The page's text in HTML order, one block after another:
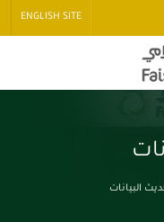
ENGLISH SITE
البيانات